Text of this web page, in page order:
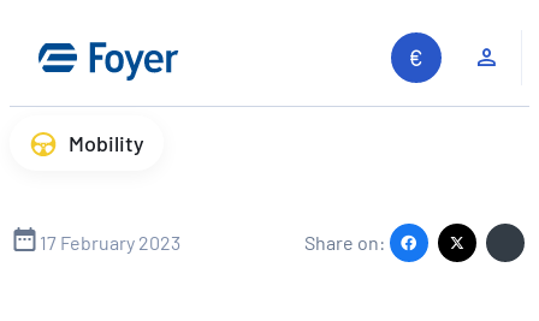
content
Mobility
17 February 2023 Share on: